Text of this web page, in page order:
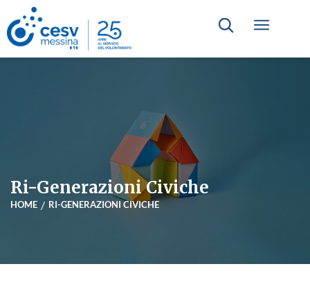
Ri-Generazioni Civiche
HOME RI-GENERAZIONI CIVICHE